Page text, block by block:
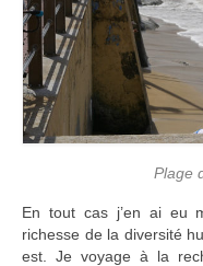
Plage
En tout cas j’en ai eu
richesse de la diversité
est. Je voyage à la